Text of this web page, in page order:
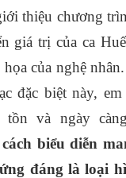
thiệu chương
giá trị của ca
của nghệ
đặc biệt này,
tồn và ngày
biểu diễn
đáng là loại